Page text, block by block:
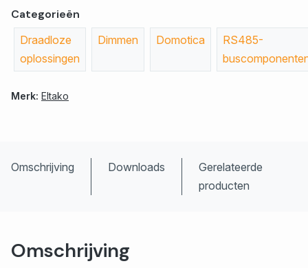
Categorieën
Draadloze
oplossingen
Dimmen Domotica
RS485-
Merk: Eltako
Omschrijving Downloads
Gerelateerde
producten
Omschrijving